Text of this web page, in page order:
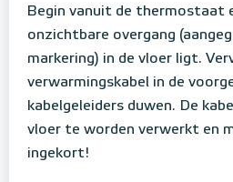
Begin vanuit de thermostaat
onzichtbare overgang
markering) in de vloer ligt.
verwarmingskabel in de
kabelgeleiders duwen. De
vloer te worden verwerkt en
ingekort!